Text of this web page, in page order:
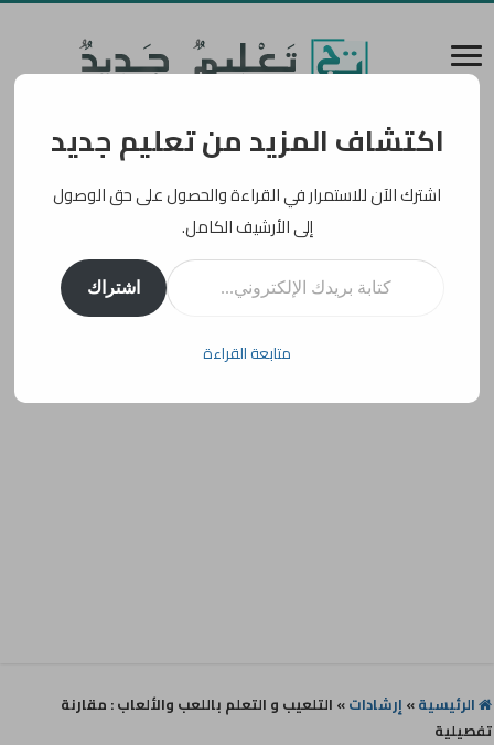
الرئيسية» إرشادات» التلعيب و التعلم باللعب والألعاب : مقارنة
تفصيلية
اكتشاف المزيد من تعليم جديد
اشترك الآن للاستمرار في القراءة والحصول على حق الوصول
إلى الأرشيف الكامل.
كتابة بريدك الإلكتروني...
اشتراك
متابعة القراءة